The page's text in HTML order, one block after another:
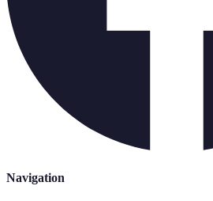
Navigation